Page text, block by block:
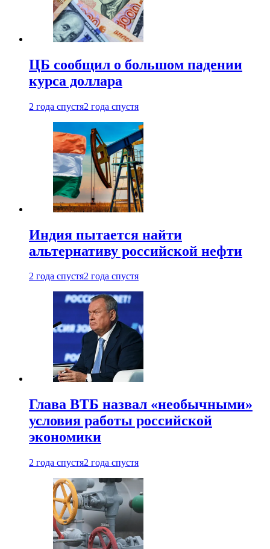
ЦБ сообщил о большом падении
курса доллара
2 года спустя2 года спустя
Индия пытается найти
альтернативу российской нефти
2 года спустя2 года спустя
Глава ВТБ назвал «необычными»
условия работы российской
экономики
2 года спустя2 года спустя